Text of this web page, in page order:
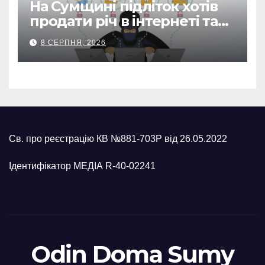
На Сумщині підліток хотів
продати річ в інтернеті та
втратив 39,2 тис. грн з
карток матері
8 СЕРПНЯ, 2026
Св. про реєстрацію КВ №881-703Р від 26.05.2022
Ідентифікатор МЕДІА R-40-02241
Odin Doma Sumy